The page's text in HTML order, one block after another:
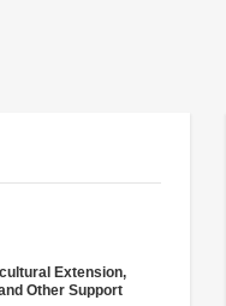
Extension,
Other Support